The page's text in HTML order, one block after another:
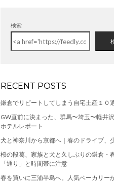
検索
RECENT POSTS
鎌倉でリピートしてしまう自宅土産１０
GW直前に決まった、群馬〜埼玉〜軽井
ホテルレポート
犬と神奈川から京都へ｜春のドライブ、
桜の段葛、家族と犬と久しぶりの鎌倉・
「通り」と時間帯に注意
春を買いに三浦半島へ。人気ベーカリー